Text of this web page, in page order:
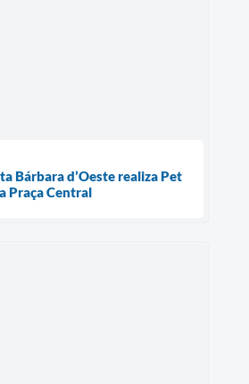
Bárbara d’Oeste realiza Pet
Praça Central